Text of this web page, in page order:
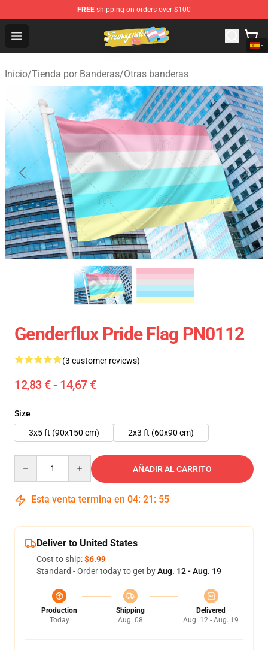
FREE shipping on orders over $100
Open menu
Transgender Flag Store - The Best Transgender Flag
Inicio/Tienda por Banderas/Otras banderas
Genderflux Pride Flag PN0112
(3 customer reviews)
12,83 € - 14,67 €
Size
3x5 ft (90x150 cm)
2x3 ft (60x90 cm)
AÑADIR AL CARRITO
Esta venta termina en 04: 21 : 54
Deliver to United States
Cost to ship:$6.99
Standard - Order today to get byAug. 12 - Aug. 19
Production
Today
Shipping
Aug. 08
Delivered
Aug. 12 - Aug. 19